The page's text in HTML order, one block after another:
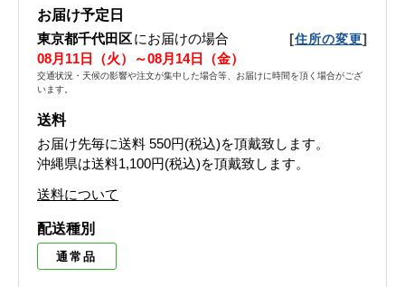
お届け予定日
東京都千代田区にお届けの場合 [住所の変更]
08月11日（火）～08月14日（金）
交通状況・天候の影響や注文が集中した場合等、お届けに時間を頂く場合がござ
います。
送料
お届け先毎に送料 550円(税込)を頂戴致します。
沖縄県は送料1,100円(税込)を頂戴致します。
送料について
配送種別
通常品